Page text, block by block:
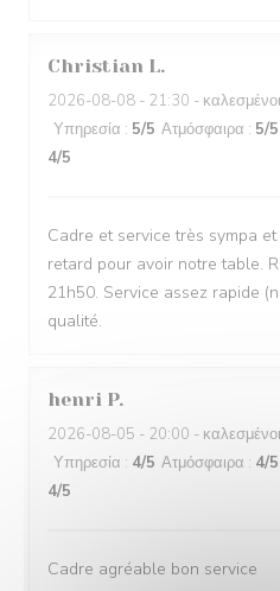
Christian L
2026-08-08 - 21:30 -
Υπηρεσία : 5/5 Ατμόσφαιρα : 5/5
4/5
Cadre et service très sympa
retard pour avoir notre table.
21h50. Service assez rapide
qualité.
henri P
2026-08-05 - 20:00 -
Υπηρεσία : 4/5 Ατμόσφαιρα : 4/5
4/5
Cadre agréable bon service